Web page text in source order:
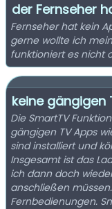
der Fernseher
Fernseher hat kein
gerne wollte ich
funktioniert es nicht
keine gängigen
Die SmartTV
gängigen TV Apps
sind installiert und
Insgesamt ist das
ich dann doch
anschließen
Fernbedienungen.